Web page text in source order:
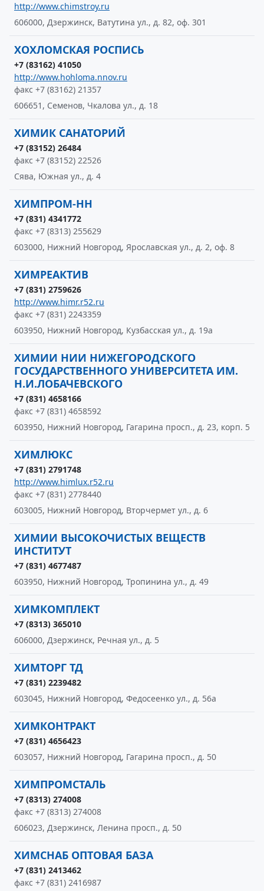
http://www.chimstroy.ru
606000, Дзержинск, Ватутина ул., д. 82, оф. 301
ХОХЛОМСКАЯ РОСПИСЬ
+7 (83162) 41050
http://www.hohloma.nnov.ru
факс +7 (83162) 21357
606651, Семенов, Чкалова ул., д. 18
ХИМИК САНАТОРИЙ
+7 (83152) 26484
факс +7 (83152) 22526
Сява, Южная ул., д. 4
ХИМПРОМ-НН
+7 (831) 4341772
факс +7 (8313) 255629
603000, Нижний Новгород, Ярославская ул., д. 2, оф. 8
ХИМРЕАКТИВ
+7 (831) 2759626
http://www.himr.r52.ru
факс +7 (831) 2243359
603950, Нижний Новгород, Кузбасская ул., д. 19а
ХИМИИ НИИ НИЖЕГОРОДСКОГО
ГОСУДАРСТВЕННОГО УНИВЕРСИТЕТА ИМ.
Н.И.ЛОБАЧЕВСКОГО
+7 (831) 4658166
факс +7 (831) 4658592
603950, Нижний Новгород, Гагарина просп., д. 23, корп. 5
ХИМЛЮКС
+7 (831) 2791748
http://www.himlux.r52.ru
факс +7 (831) 2778440
603005, Нижний Новгород, Вторчермет ул., д. 6
ХИМИИ ВЫСОКОЧИСТЫХ ВЕЩЕСТВ
ИНСТИТУТ
+7 (831) 4677487
603950, Нижний Новгород, Тропинина ул., д. 49
ХИМКОМПЛЕКТ
+7 (8313) 365010
606000, Дзержинск, Речная ул., д. 5
ХИМТОРГ ТД
+7 (831) 2239482
603045, Нижний Новгород, Федосеенко ул., д. 56а
ХИМКОНТРАКТ
+7 (831) 4656423
603057, Нижний Новгород, Гагарина просп., д. 50
ХИМПРОМСТАЛЬ
+7 (8313) 274008
факс +7 (8313) 274008
606023, Дзержинск, Ленина просп., д. 50
ХИМСНАБ ОПТОВАЯ БАЗА
+7 (831) 2413462
факс +7 (831) 2416987